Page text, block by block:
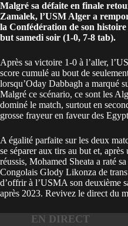
Malgré sa défaite en finale
Zamalek, l’USM Alger a
la Confédération de son
but samedi soir (1-0, 7-8 tab).
Après sa victoire 1-0 à l’aller,
score cumulé au bout de
lorsqu’Oday Dabbagh a marqué
Malgré ce scénario, ce sont les
dominé le match, surtout en
grosse frayeur en faveur des
A égalité parfaite sur les deux
se séparer aux tirs au but et,
réussis, Mohamed Sheata a raté
Congolais Glody Likonza de
d’offrir à l’USMA son deuxième
après 2023. Revivez le direct du
EN DIRECT